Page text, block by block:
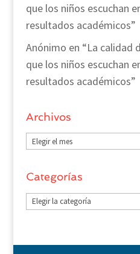
que los niños escuchan
resultados académicos”
Anónimo en “La calidad
que los niños escuchan
resultados académicos”
Archivos
Archivos
Categorías
Categorías